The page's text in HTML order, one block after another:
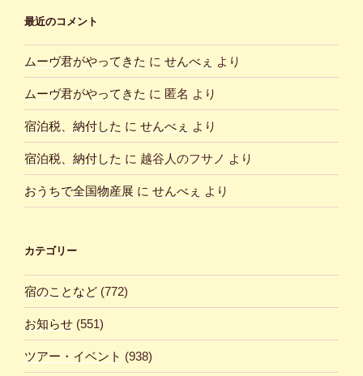
最近のコメント
ムーヴ君がやってきた に せんべぇ より
ムーヴ君がやってきた に 匿名 より
宿泊税、納付した に せんべぇ より
宿泊税、納付した に 越谷人のフサノ より
おうちで全国物産展 に せんべぇ より
カテゴリー
宿のことなど (772)
お知らせ (551)
ツアー・イベント (938)